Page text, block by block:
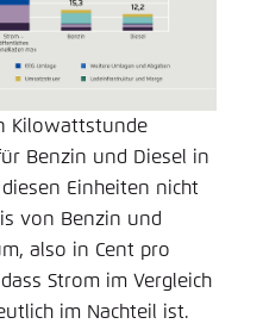
Kilowattstunde
Benzin und Diesel in
Einheiten nicht
von Benzin und
also in Cent pro
Strom im Vergleich
im Nachteil ist.